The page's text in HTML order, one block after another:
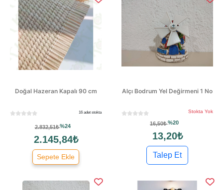
Doğal Hazeran Kapalı 90 cm
16 adet stokta
2.832,51₺%24
2.145,84₺
Sepete Ekle
Alçı Bodrum Yel Değirmeni 1 No
Stokta Yok
16,50₺%20
13,20₺
Talep Et